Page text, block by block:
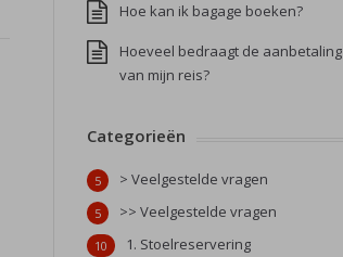
Hoe kan ik bagage boeken?
Hoeveel bedraagt de aanbetaling
van mijn reis?
Categorieën
> Veelgestelde vragen
5
>> Veelgestelde vragen
5
1. Stoelreservering
10